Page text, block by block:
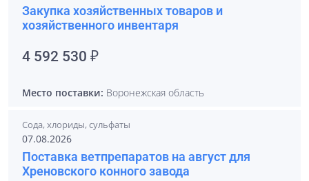
Закупка хозяйственных товаров и
хозяйственного инвентаря
4 592 530 ₽
Место поставки: Воронежская область
Сода, хлориды, сульфаты
07.08.2026
Поставка ветпрепаратов на август для
Хреновского конного завода